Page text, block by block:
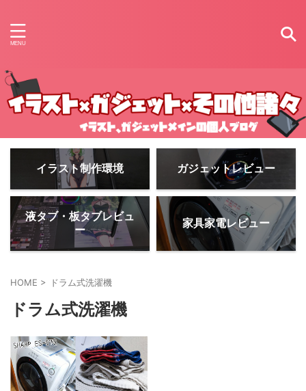
イラスト制作環境 ガジェットレビュー
液タブ・板タブレビュ
ー
家具家電レビュー
HOME > ドラム式洗濯機
ドラム式洗濯機